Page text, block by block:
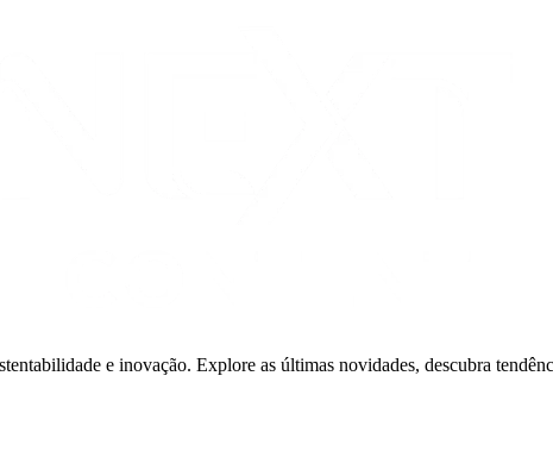
e inovação. Explore as últimas novidades, descubra